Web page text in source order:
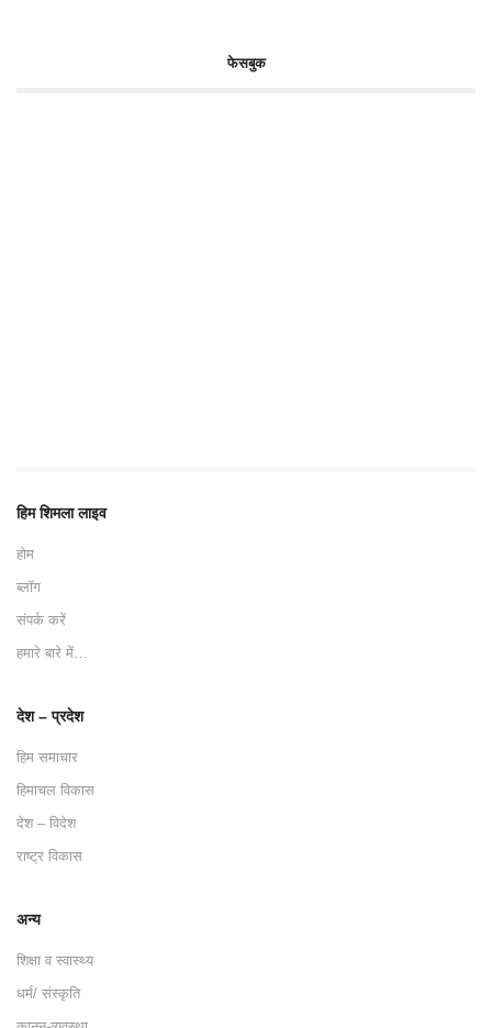
फेसबुक
हिम शिमला लाइव
होम
ब्लॉग
संपर्क करें
हमारे बारे में…
देश – प्रदेश
हिम समाचार
हिमाचल विकास
देश – विदेश
राष्ट्र विकास
अन्य
शिक्षा व स्वास्थ्य
धर्म/ संस्कृति